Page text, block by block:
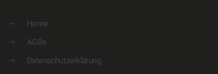
Home
AGBs
Datenschutzerklärung